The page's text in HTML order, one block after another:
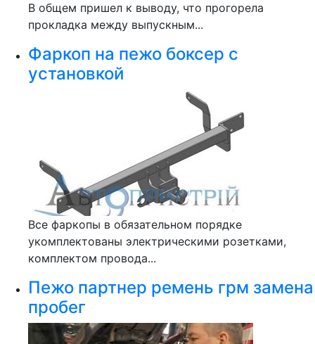
В общем пришел к выводу, что прогорела
прокладка между выпускным...
Фаркоп на пежо боксер с
установкой
Все фаркопы в обязательном порядке
укомплектованы электрическими розетками,
комплектом провода...
Пежо партнер ремень грм замена
пробег